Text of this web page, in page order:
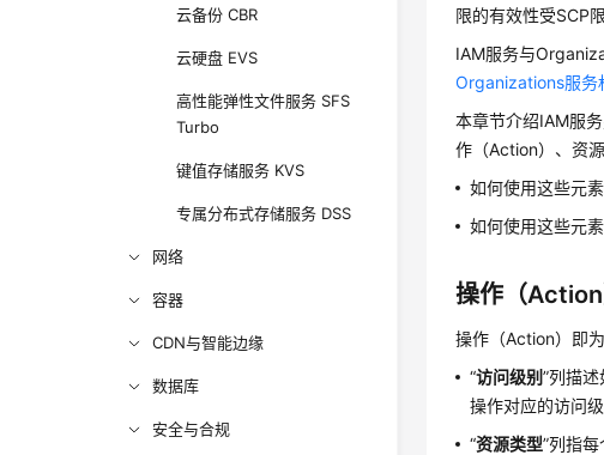
云备份 CBR
云硬盘 EVS
高性能弹性文件服务 SFS
Turbo
键值存储服务 KVS
专属分布式存储服务 DSS
网络
容器
CDN与智能边缘
数据库
安全与合规
限的有效性受SCP
IAM服务与
Organizations服务
本章节介绍IAM服
作（Action）、资
如何使用这些元
如何使用这些元
操作（Action
操作（Action）即
“访问级别”列描
操作对应的访问级
“资源类型”列指